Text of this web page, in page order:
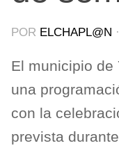
POR ELCHAPL@N ·
El municipio de
una
con la
prevista